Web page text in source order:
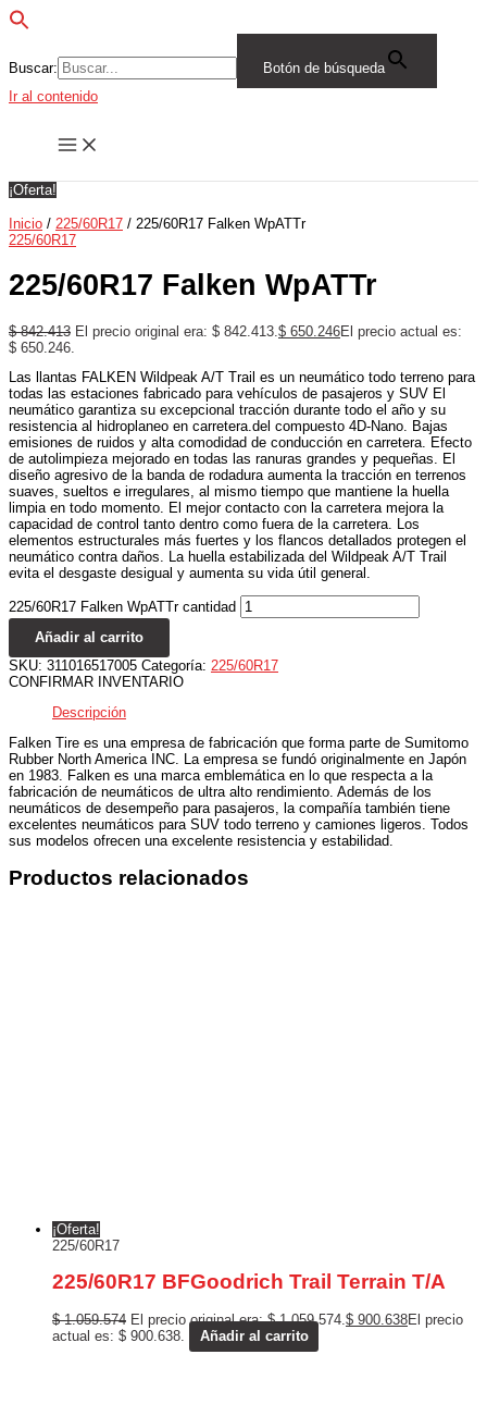
Buscar:
Botón de búsqueda
Ir al contenido
¡Oferta!
Inicio / 225/60R17 / 225/60R17 Falken WpATTr
225/60R17
225/60R17 Falken WpATTr
$842.413 El precio original era: $ 842.413. $ 650.246El precio actual es:
$ 650.246.
Las llantas FALKEN Wildpeak A/T Trail es un neumático todo terreno para
todas las estaciones fabricado para vehículos de pasajeros y SUV El
neumático garantiza su excepcional tracción durante todo el año y su
resistencia al hidroplaneo en carretera.del compuesto 4D-Nano. Bajas
emisiones de ruidos y alta comodidad de conducción en carretera. Efecto
de autolimpieza mejorado en todas las ranuras grandes y pequeñas. El
diseño agresivo de la banda de rodadura aumenta la tracción en terrenos
suaves, sueltos e irregulares, al mismo tiempo que mantiene la huella
limpia en todo momento. El mejor contacto con la carretera mejora la
capacidad de control tanto dentro como fuera de la carretera. Los
elementos estructurales más fuertes y los flancos detallados protegen el
neumático contra daños. La huella estabilizada del Wildpeak A/T Trail
evita el desgaste desigual y aumenta su vida útil general.
225/60R17 Falken WpATTr cantidad
Añadir al carrito
SKU: 311016517005 Categoría: 225/60R17
CONFIRMAR INVENTARIO
Descripción
Falken Tire es una empresa de fabricación que forma parte de Sumitomo
Rubber North America INC. La empresa se fundó originalmente en Japón
en 1983. Falken es una marca emblemática en lo que respecta a la
fabricación de neumáticos de ultra alto rendimiento. Además de los
neumáticos de desempeño para pasajeros, la compañía también tiene
excelentes neumáticos para SUV todo terreno y camiones ligeros. Todos
sus modelos ofrecen una excelente resistencia y estabilidad.
Productos relacionados
¡Oferta!
225/60R17
225/60R17 BFGoodrich Trail Terrain T/A
$1.059.574 El precio original era: $ 1.059.574.$ 900.638El precio
actual es: $ 900.638.
Añadir al carrito